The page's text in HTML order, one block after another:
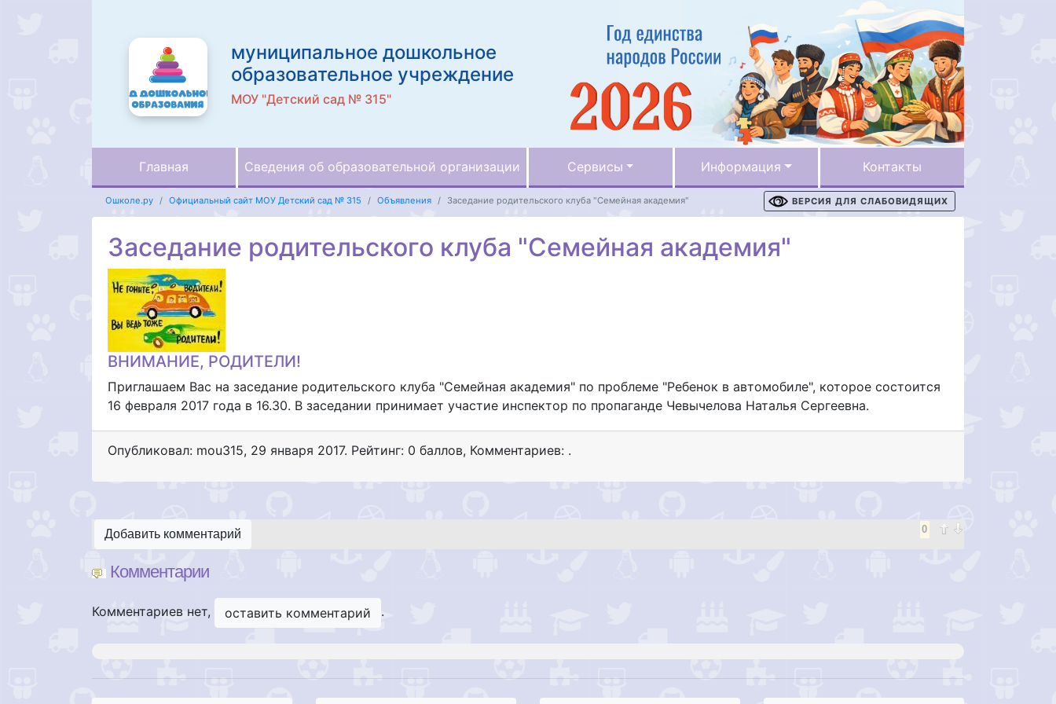
муниципальное дошкольное
образовательное учреждение
МОУ "Детский сад № 315"
Главная Сведения об образовательной организации Сервисы Информация Контакты
Ошколе.ру Официальный сайт МОУ Детский сад № 315 Объявления Заседание родительского клуба "Семейная академия" ВЕРСИЯ ДЛЯ СЛАБОВИДЯЩИХ
Заседание родительского клуба "Семейная академия"
ВНИМАНИЕ, РОДИТЕЛИ!
Приглашаем Вас на заседание родительского клуба "Семейная академия" по проблеме "Ребенок в автомобиле", которое состоится
16 февраля 2017 года в 16.30. В заседании принимает участие инспектор по пропаганде Чевычелова Наталья Сергеевна.
Опубликовал: mou315, 29 января 2017. Рейтинг: 0 баллов, Комментариев: .
0
Добавить комментарий
Комментарии
Комментариев нет, оставить комментарий .